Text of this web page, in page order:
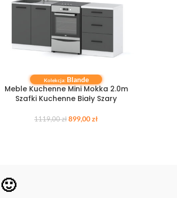
DO KOSZYKA
Kolekcja: Blande
Meble Kuchenne Mini Mokka 2.0m
Szafki Kuchenne Biały Szary
1119,00zł 899,00zł